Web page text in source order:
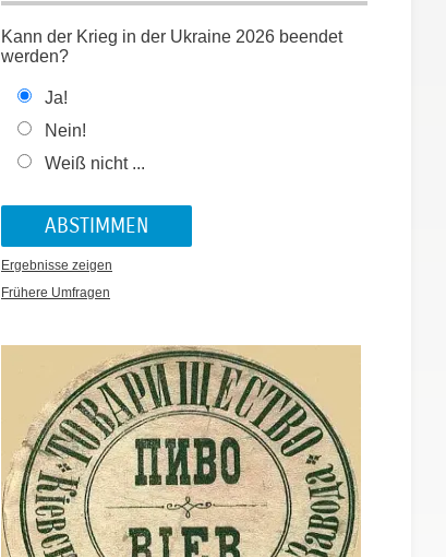
Kann der Krieg in der Ukraine 2026 beendet
werden?
Ja!
Nein!
Weiß nicht ...
Ergebnisse zeigen
Frühere Umfragen